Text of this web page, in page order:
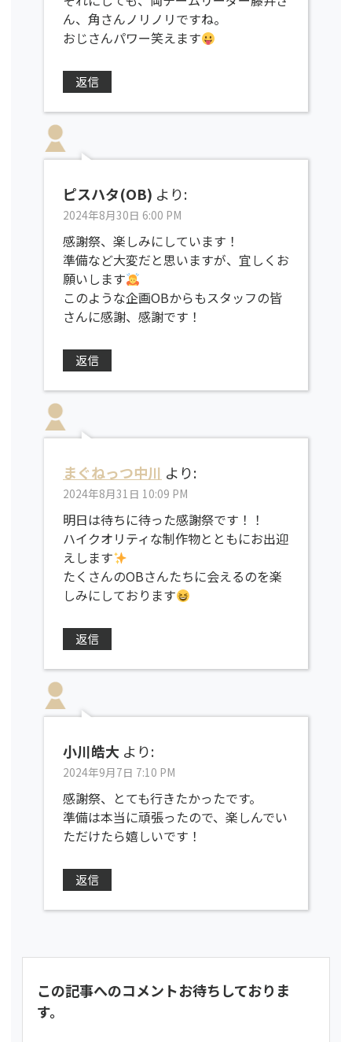
ん、角さんノリノリですね。
おじさんパワー笑えます
返信
ピスハタ(OB) より:
2024年8月30日 6:00 PM
感謝祭、楽しみにしています！
準備など大変だと思いますが、宜しくお
願いします
このような企画OBからもスタッフの皆
さんに感謝、感謝です！
返信
まぐねっつ中川 より:
2024年8月31日 10:09 PM
明日は待ちに待った感謝祭です！！
ハイクオリティな制作物とともにお出迎
えします
たくさんのOBさんたちに会えるのを楽
しみにしております
返信
小川皓大 より:
2024年9月7日 7:10 PM
感謝祭、とても行きたかったです。
準備は本当に頑張ったので、楽しんでい
ただけたら嬉しいです！
返信
この記事へのコメントお待ちしておりま
す。